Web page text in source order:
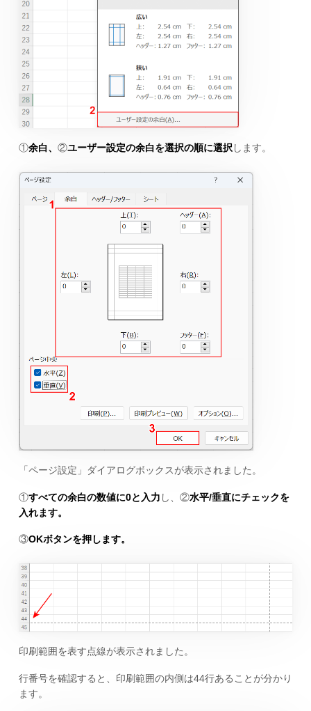
①余白、 ②ユーザー設定の余白を選択の順に選択 します。
「ページ設定」ダイアログボックスが表示されました。
①すべての余白の数値に0と入力 し、②水平/垂直にチェックを
入れます。
③OKボタンを押します。
印刷範囲を表す点線が表示されました。
行番号を確認すると、印刷範囲の内側は44行あることが分かり
ます。